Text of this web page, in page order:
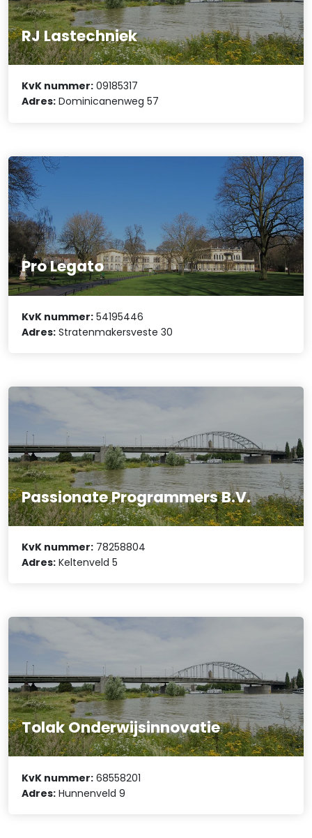
RJ Lastechniek
KvK nummer: 09185317
Adres: Dominicanenweg 57
Pro Legato
KvK nummer: 54195446
Adres: Stratenmakersveste 30
Passionate Programmers B.V.
KvK nummer: 78258804
Adres: Keltenveld 5
Tolak Onderwijsinnovatie
KvK nummer: 68558201
Adres: Hunnenveld 9